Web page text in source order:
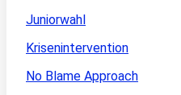
Juniorwahl
Krisenintervention
No Blame Approach